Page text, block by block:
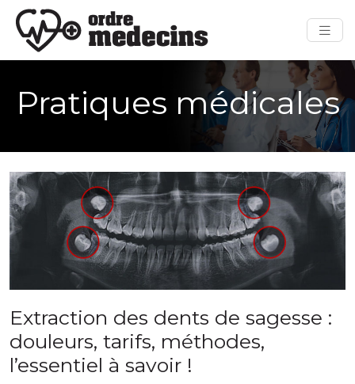
Pratiques médicales
Extraction des dents de sagesse :
douleurs, tarifs, méthodes,
l’essentiel à savoir !